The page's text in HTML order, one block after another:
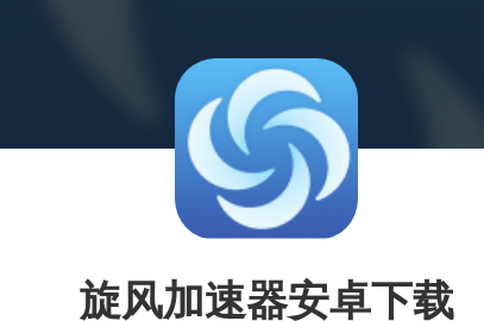
旋风加速器安卓下载